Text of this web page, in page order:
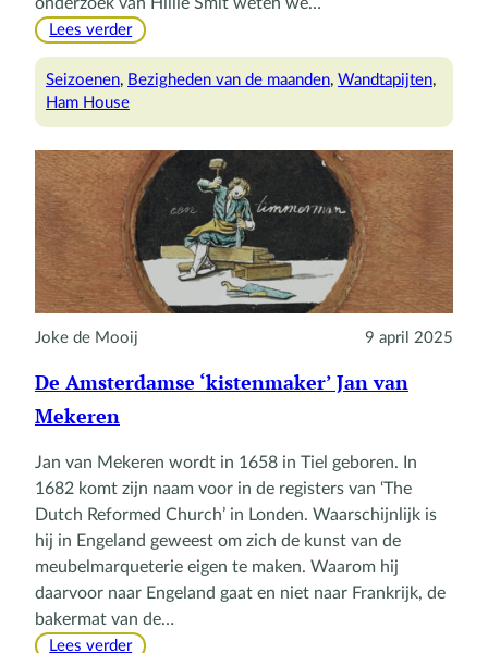
onderzoek van Hillie Smit weten we…
Lees verder:
seizoenen
Seizoenen, Bezigheden van de maanden, Wandtapijten
Ham House
Joke de Mooij 9 april 2025
De Amsterdamse ‘kistenmaker’ Jan van
Mekeren
Jan van Mekeren wordt in 1658 in Tiel geboren. In
1682 komt zijn naam voor in de registers van ‘The
Dutch Reformed Church’ in Londen. Waarschijnlijk is
hij in Engeland geweest om zich de kunst van de
meubelmarqueterie eigen te maken. Waarom hij
daarvoor naar Engeland gaat en niet naar Frankrijk, de
bakermat van de…
Lees verder: